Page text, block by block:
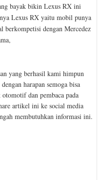
bayak bikin Lexus RX ini
Lexus RX yaitu mobil punya
berkompetisi dengan Mercedez
berhasil kami himpun
dengan harapan semoga bisa
dan pembaca pada
artikel ini ke social media
membutuhkan informasi ini.